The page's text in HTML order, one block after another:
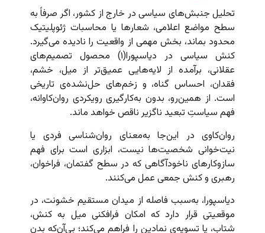
تحلیل جنبش‌های سیاسی در خارج از کشور، اگر صرفاً به
سطح مواضع اعلامی، شعارها یا محاسبات ژئوپلیتیک
محدود بماند، بخش مهمی از واقعیت را نادیده می‌گیرد.
کنش سیاسی در دیاسپورا(۱) محصول تصمیم‌های
عقلانی، برآمده از لایه‌هایی عمیق‌تر از میل، خشم،
فقدان، احساس گناه، و زخم‌های حل‌نشده‌ی تاریخی
است. از همین‌رو، بدون به‌کارگیری رویکردی روان‌کاوانه،
فهم سیاستِ تبعید ناگزیر ناقص خواهد ماند.
روان‌کاوی در این‌جا به‌معنای روان‌شناسی فردی یا
نیت‌خوانی شخصیت‌ها نیست، ابزاری است برای فهم
سازوکارهای ناخودآگاهی که در سطح گفتمان، فراخوان،
رهبری و کنش جمعی عمل می‌کنند.
دیاسپورا، به‌سبب فاصله از میدان مستقیم خشونت، در
موقعیتی قرار دارد که امکان فرافکنی میل به کنش،
شتاب، یا تسویه‌ی نمادین را فراهم می‌کند؛ بی‌آن‌که بدنِ